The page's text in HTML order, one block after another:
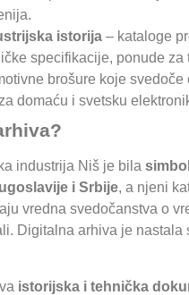
istorija – kataloge
specifikacije, ponude za
brošure koje svedoče
domaću i svetsku
industrija Niš je bila
i Srbije, a njeni
vredna svedočanstva o
Digitalna arhiva je nastala
istorijska i tehnička